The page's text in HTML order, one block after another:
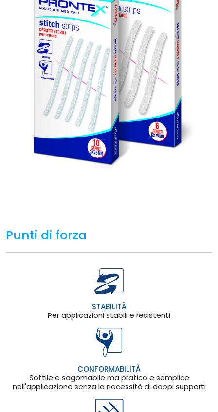
Punti di forza
STABILITÀ
Per applicazioni stabili e resistenti
CONFORMABILITÀ
Sottile e sagomabile ma pratico e semplice
nell'applicazione senza la necessità di doppi supporti